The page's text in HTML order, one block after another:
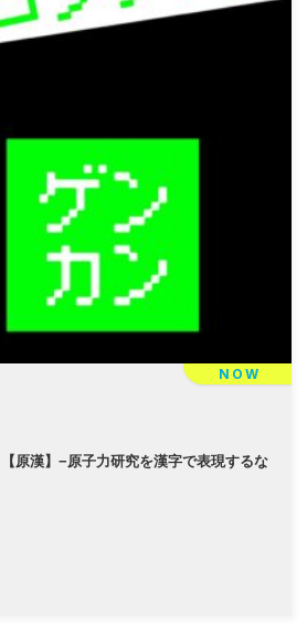
NOW
原漢】−原子力研究を漢字で表現するな